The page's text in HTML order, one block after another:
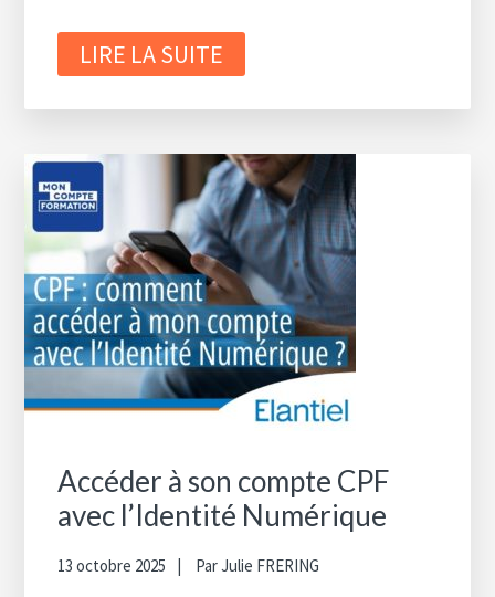
LIRE LA SUITE
Accéder à son compte CPF
avec l’Identité Numérique
13 octobre 2025 ParJulie FRERING